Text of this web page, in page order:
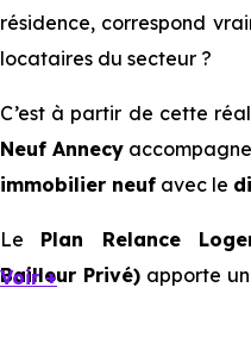
résidence, correspond
locataires du secteur ?
C’est à partir de cette
Neuf Annecy
immobilier neuf avec le
Le Plan Relance
Bailleur Privé)apporte
Voir +